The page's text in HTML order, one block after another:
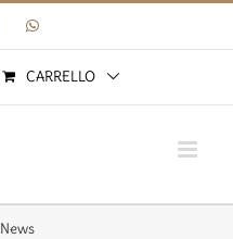
WhatsApp
CARRELLO
News